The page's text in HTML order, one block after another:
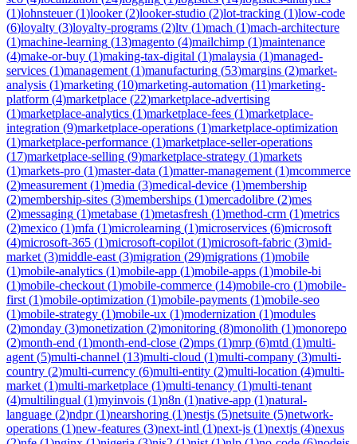
(1)lohnsteuer(1)looker(2)looker-studio (2)lot-tracking (1)low-code
(6)loyalty (3)loyalty-programs (2)ltv (1)mach (1)mach-architecture
(1)machine-learning (13)magento (4)mailchimp (1)maintenance
(4)make-or-buy (1)making-tax-digital (1)malaysia (1)managed-
services (1)management (1)manufacturing (53)margins (2)market-
analysis (1)marketing (10)marketing-automation (11)marketing-
platform (4)marketplace (22)marketplace-advertising
(1)marketplace-analytics (1)marketplace-fees (1)marketplace-
integration (9)marketplace-operations (1)marketplace-optimization
(1)marketplace-performance (1)marketplace-seller-operations
(17)marketplace-selling (9)marketplace-strategy (1)markets
(1)markets-pro (1)master-data (1)matter-management (1)mcommerce
(2)measurement (1)media (3)medical-device (1)membership
(2)membership-sites (3)memberships (1)mercadolibre (2)mes
(2)messaging (1)metabase (1)metasfresh (1)method-crm (1)metrics
(2)mexico (1)mfa (1)microlearning (1)microservices (6)microsoft
(4)microsoft-365 (1)microsoft-copilot (1)microsoft-fabric (3)mid-
market (3)middle-east (3)migration (29)migrations (1)mobile
(1)mobile-analytics (1)mobile-app (1)mobile-apps (1)mobile-bi
(1)mobile-checkout (1)mobile-commerce (14)mobile-cro (1)mobile-
first (1)mobile-optimization (1)mobile-payments (1)mobile-seo
(1)mobile-strategy (1)mobile-ux (1)modernization (1)modules
(2)monday (3)monetization (2)monitoring (8)monolith (1)monorepo
(2)month-end (1)month-end-close (2)mps (1)mrp (6)mtd (1)multi-
agent (5)multi-channel (13)multi-cloud (1)multi-company (3)multi-
country (2)multi-currency (6)multi-entity (2)multi-location (4)multi-
market (1)multi-marketplace (1)multi-tenancy (1)multi-tenant
(4)multilingual (1)myinvois (1)n8n (1)native-app (1)natural-
language (2)ndpr(1)nearshoring (1)nestjs (5)netsuite (5)network-
operations (1)new-features (3)next-intl (1)next-js (1)nextjs (4)nexus